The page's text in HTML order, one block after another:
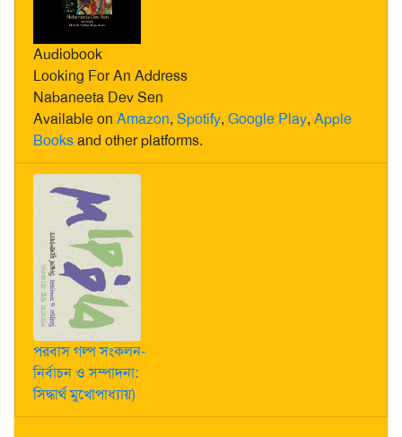
Audiobook
Looking For An Address
Nabaneeta Dev Sen
Available on Amazon, Spotify, Google Play, Apple
Booksand other platforms.
পরবাস গল্প সংকলন-
নির্বাচন ও সম্পাদনা:
সিদ্ধার্থ মুখোপাধ্যায়)